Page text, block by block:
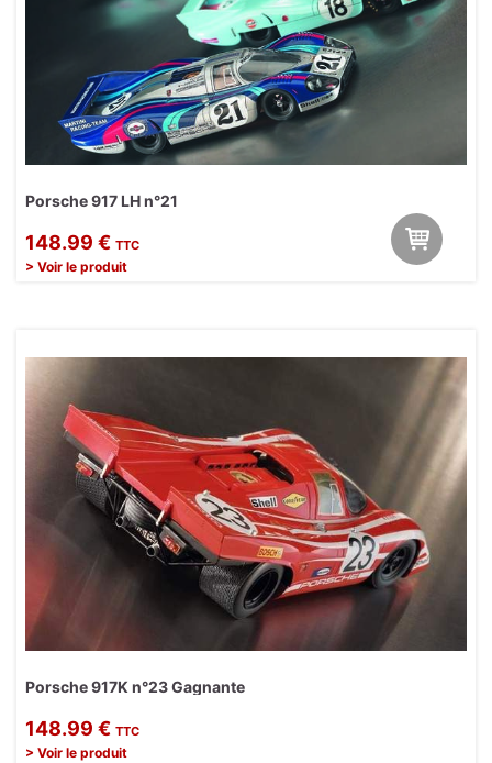
Porsche 917 LH n°21
148.99 € TTC
> Voir le produit
Porsche 917K n°23 Gagnante
148.99 € TTC
> Voir le produit